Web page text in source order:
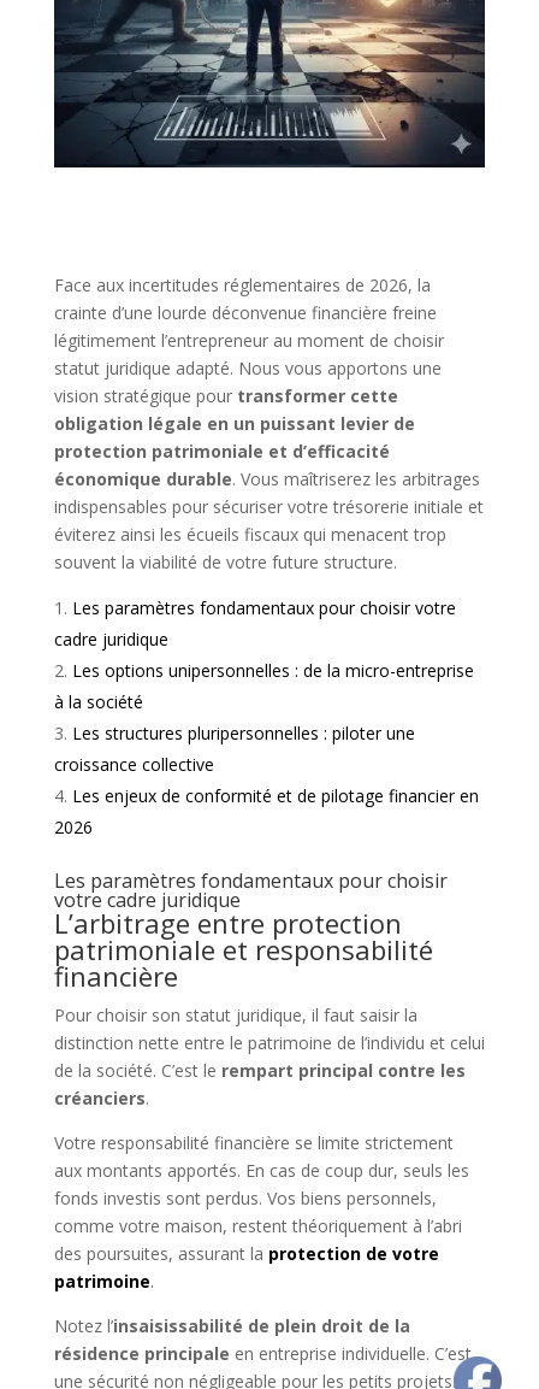
Face aux incertitudes réglementaires de 2026, la
crainte d’une lourde déconvenue financière freine
légitimement l’entrepreneur au moment de choisir
statut juridique adapté. Nous vous apportons une
vision stratégique pour transformer cette
obligation légale en un puissant levier de
protection patrimoniale et d’efficacité
économique durable. Vous maîtriserez les arbitrages
indispensables pour sécuriser votre trésorerie initiale et
éviterez ainsi les écueils fiscaux qui menacent trop
souvent la viabilité de votre future structure.
Les paramètres fondamentaux pour choisir votre
cadre juridique
Les options unipersonnelles : de la micro-entreprise
à la société
Les structures pluripersonnelles : piloter une
croissance collective
Les enjeux de conformité et de pilotage financier en
2026
Les paramètres fondamentaux pour choisir
votre cadre juridique
L’arbitrage entre protection
patrimoniale et responsabilité
financière
Pour choisir son statut juridique, il faut saisir la
distinction nette entre le patrimoine de l’individu et celui
de la société. C’est le rempart principal contre les
créanciers.
Votre responsabilité financière se limite strictement
aux montants apportés. En cas de coup dur, seuls les
fonds investis sont perdus. Vos biens personnels,
comme votre maison, restent théoriquement à l’abri
des poursuites, assurant la protection de votre
patrimoine.
Notez l’insaisissabilité de plein droit de la
résidence principale en entreprise individuelle. C’est
une sécurité non négligeable pour les petits projets.